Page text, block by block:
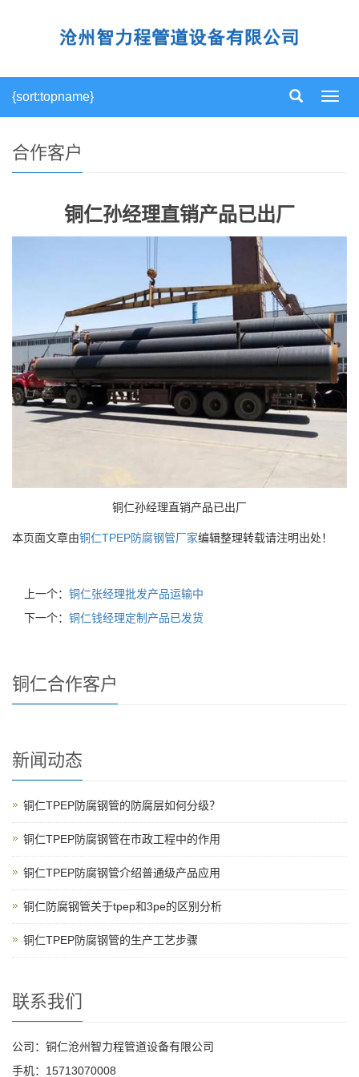
导
{sort:topname}
合作客户
铜仁孙经理直销产品已出厂
铜仁孙经理直销产品已出厂
本页面文章由铜仁TPEP防腐钢管厂家编辑整理转载请注明出处！
上一个： 铜仁张经理批发产品运输中
下一个： 铜仁钱经理定制产品已发货
铜仁合作客户
新闻动态
铜仁TPEP防腐钢管的防腐层如何分级？
铜仁TPEP防腐钢管在市政工程中的作用
铜仁TPEP防腐钢管介绍普通级产品应用
铜仁防腐钢管关于tpep和3pe的区别分析
铜仁TPEP防腐钢管的生产工艺步骤
联系我们
公司：铜仁沧州智力程管道设备有限公司
手机：15713070008